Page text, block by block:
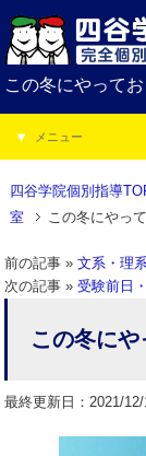
この冬にやって
メニュー
四谷学院個別指導
室
この冬にやっ
前の記事 »文系・理
次の記事 »受験前日
この冬にや
最終更新日：2021/12/